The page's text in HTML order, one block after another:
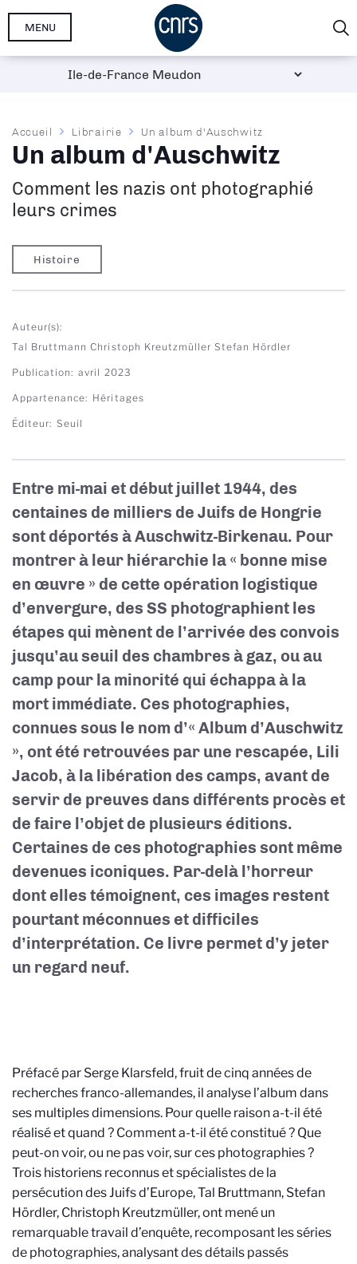
Aller
MENU
Fil
d'Ariane
Accueil Librairie Un album d'Auschwitz
Un album d'Auschwitz
Comment les nazis ont photographié
leurs crimes
Histoire
Auteur(s)
Tal Bruttmann Christoph Kreutzmüller Stefan Hördler
Publication avril 2023
Appartenance Héritages
Éditeur Seuil
Entre mi-mai et début juillet 1944, des
centaines de milliers de Juifs de Hongrie
sont déportés à Auschwitz-Birkenau. Pour
montrer à leur hiérarchie la « bonne mise
en œuvre » de cette opération logistique
d’envergure, des SS photographient les
étapes qui mènent de l’arrivée des convois
jusqu’au seuil des chambres à gaz, ou au
camp pour la minorité qui échappa à la
mort immédiate. Ces photographies,
connues sous le nom d’« Album d’Auschwitz
», ont été retrouvées par une rescapée, Lili
Jacob, à la libération des camps, avant de
servir de preuves dans différents procès et
de faire l’objet de plusieurs éditions.
Certaines de ces photographies sont même
devenues iconiques. Par-delà l’horreur
dont elles témoignent, ces images restent
pourtant méconnues et difficiles
d’interprétation. Ce livre permet d’y jeter
un regard neuf.
Préfacé par Serge Klarsfeld, fruit de cinq années de
recherches franco-allemandes, il analyse l’album dans
ses multiples dimensions. Pour quelle raison a-t-il été
réalisé et quand ? Comment a-t-il été constitué ? Que
peut-on voir, ou ne pas voir, sur ces photographies ?
Trois historiens reconnus et spécialistes de la
persécution des Juifs d’Europe, Tal Bruttmann, Stefan
Hördler, Christoph Kreutzmüller, ont mené un
remarquable travail d’enquête, recomposant les séries
de photographies, analysant des détails passés